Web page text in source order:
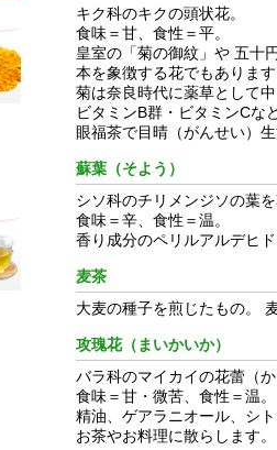
キク科のキクの頭状花。
食味＝甘、食性＝平。
皇室の「菊の御紋」や 五十
本を象徴する花でもありま
菊は奈良時代に薬草として
ビタミンB群・ビタミンCな
眼福茶で目晴（がんせい）
蘇葉（そよう）
シソ科のチリメンジソの葉
食味＝辛、食性＝温。
香り成分のペリルアルデヒ
麦茶
大麦の種子を煎じたもの。
攻瑰花（まいかいか）
バラ科のマイカイの花蕾（
食味＝甘・微苦、食性＝温。
精油、ゲアラニオール、シ
お茶やお料理に散らします。